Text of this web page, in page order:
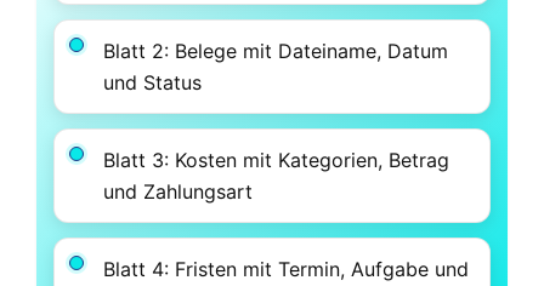
Blatt 2: Belege mit Dateiname, Datum
und Status
Blatt 3: Kosten mit Kategorien, Betrag
und Zahlungsart
Blatt 4: Fristen mit Termin, Aufgabe und